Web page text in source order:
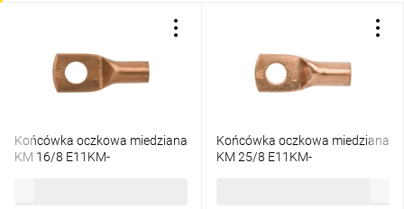
Końcówka oczkowa miedziana
KM 16/8 E11KM-
Końcówka oczkowa miedziana
KM 25/8 E11KM-